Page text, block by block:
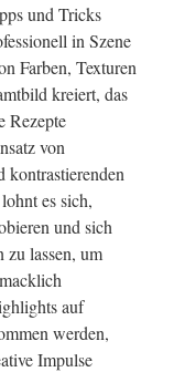
und Tricks
in Szene
Farben, Texturen
kreiert, das
Rezepte
von
kontrastierenden
es sich,
und sich
zu lassen, um
auf
werden,
Impulse